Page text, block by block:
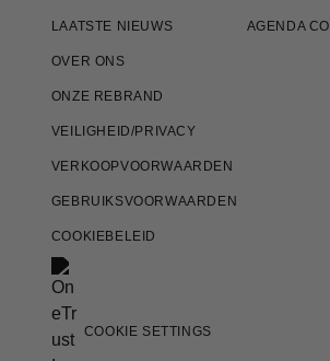
LAATSTE NIEUWS
OVER ONS
ONZE REBRAND
VEILIGHEID/PRIVACY
VERKOOPVOORWAARDEN
GEBRUIKSVOORWAARDEN
COOKIEBELEID
COOKIE SETTINGS
AGENDA